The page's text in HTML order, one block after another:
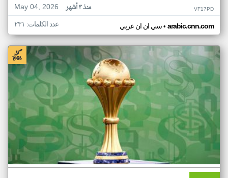
May 04, 2026
منذ ٣ أشهر VF17PD
سي ان ان عربي• arabic.cnn.com عدد الكلمات: ٢٣١